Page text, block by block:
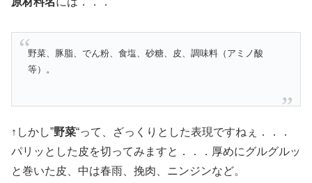
野菜、豚脂、でん粉、食塩、砂糖、皮、調味料（アミノ酸
等）。
↑しかし”野菜“って、ざっくりとした表現ですねぇ．．．
パリッとした皮を切ってみますと．．．厚めにグルグルッ
と巻いた皮、中は春雨、挽肉、ニンジンなど。